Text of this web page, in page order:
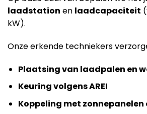
laadstation en laadcapaciteit
kW).
Onze erkende techniekers
Plaatsing van laadpalen en
Keuring volgens AREI
Koppeling met